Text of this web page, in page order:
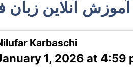
Karbaschi
1, 2026 at 4:59